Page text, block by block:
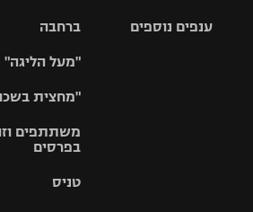
ברחבה
"מעל
"מחצית
משתתפים
בפרסים
טניס
גביע הטוטו
ליגה
סל
ענפים נוספים